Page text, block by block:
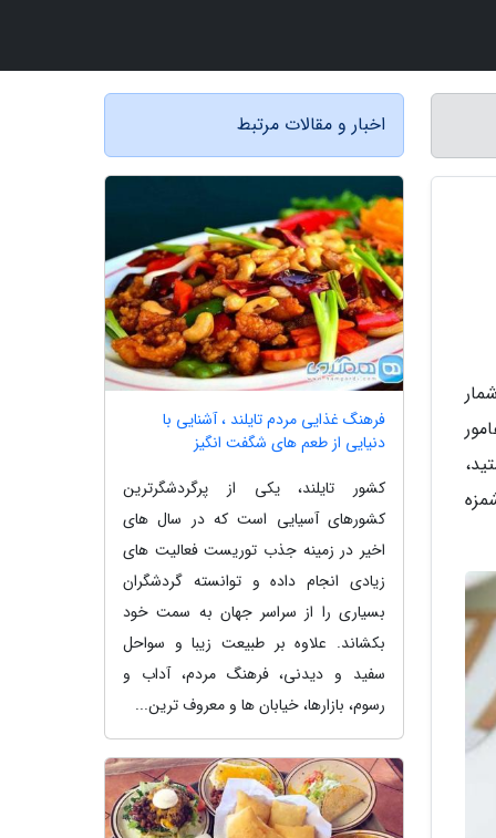
اخبار و مقالات مرتبط
فرهنگ غذایی مردم تایلند ، آشنایی با
دنیایی از طعم های شگفت انگیز
کشور تایلند، یکی از پرگردشگرترین
کشورهای آسیایی است که در سال های
اخیر در زمینه جذب توریست فعالیت های
زیادی انجام داده و توانسته گردشگران
بسیاری را از سراسر جهان به سمت خود
بکشاند. علاوه بر طبیعت زیبا و سواحل
سفید و دیدنی، فرهنگ مردم، آداب و
رسوم، بازارها، خیابان ها و معروف ترین...